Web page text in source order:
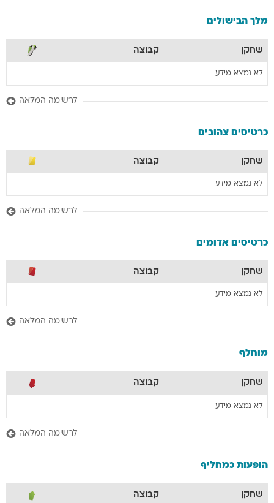
מלך הבישולים
שחקן קבוצה
לא נמצא מידע
לרשימה המלאה
כרטיסים צהובים
שחקן קבוצה
לא נמצא מידע
לרשימה המלאה
כרטיסים אדומים
שחקן קבוצה
לא נמצא מידע
לרשימה המלאה
מוחלף
שחקן קבוצה
לא נמצא מידע
לרשימה המלאה
הופעות כמחליף
שחקן קבוצה